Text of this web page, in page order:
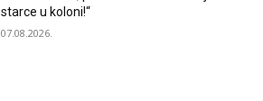
starce u koloni!“
07.08.2026.